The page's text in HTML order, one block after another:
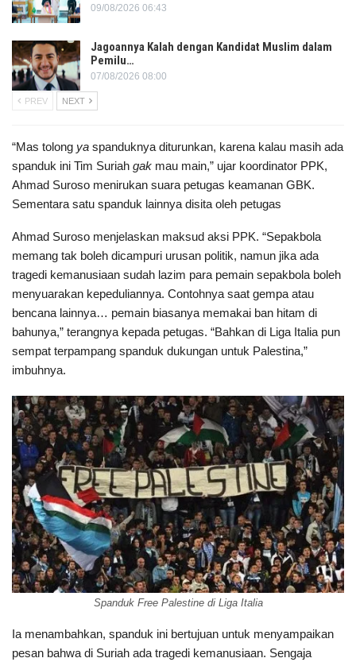
09/08/2026 06:43
Jagoannya Kalah dengan Kandidat Muslim dalam
Pemilu…
07/08/2026 08:00
PREV NEXT
“Mas tolong ya spanduknya diturunkan, karena kalau masih ada
spanduk ini Tim Suriah gak mau main,” ujar koordinator PPK,
Ahmad Suroso menirukan suara petugas keamanan GBK.
Sementara satu spanduk lainnya disita oleh petugas
Ahmad Suroso menjelaskan maksud aksi PPK. “Sepakbola
memang tak boleh dicampuri urusan politik, namun jika ada
tragedi kemanusiaan sudah lazim para pemain sepakbola boleh
menyuarakan kepeduliannya. Contohnya saat gempa atau
bencana lainnya… pemain biasanya memakai ban hitam di
bahunya,” terangnya kepada petugas. “Bahkan di Liga Italia pun
sempat terpampang spanduk dukungan untuk Palestina,”
imbuhnya.
Spanduk Free Palestine di Liga Italia
Ia menambahkan, spanduk ini bertujuan untuk menyampaikan
pesan bahwa di Suriah ada tragedi kemanusiaan. Sengaja